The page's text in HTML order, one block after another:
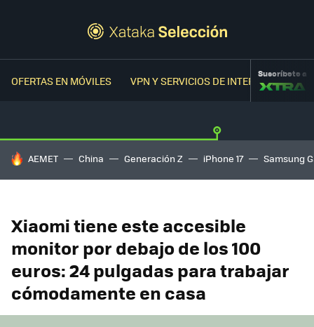
OFERTAS EN MÓVILES VPN Y SERVICIOS DE INTERNETSuscríbete a
HOY SE HABLA DE
AEMET China Generación Z iPhone 17 Samsung
Xiaomi tiene este accesible
monitor por debajo de los 100
euros: 24 pulgadas para trabajar
cómodamente en casa